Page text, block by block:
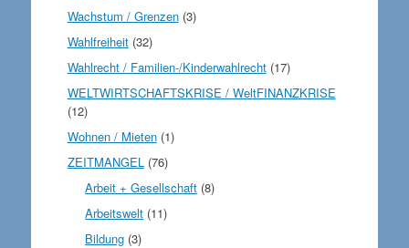
Wachstum / Grenzen(3)
Wahlfreiheit(32)
Wahlrecht / Familien-/Kinderwahlrecht(17)
WELTWIRTSCHAFTSKRISE / WeltFINANZKRISE
(12)
Wohnen / Mieten(1)
ZEITMANGEL (76)
Arbeit + Gesellschaft (8)
Arbeitswelt (11)
Bildung (3)